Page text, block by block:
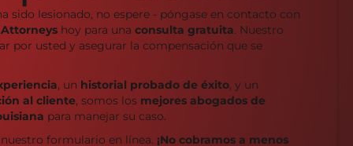
sido lesionado, no espere - póngase en contacto con
hoy para una consulta gratuita. Nuestro
por usted y asegurar la compensación que se
, un historial probado de éxito, y un
al cliente, somos los mejores abogados de
para manejar su caso.
formulario en línea. ¡No cobramos a menos